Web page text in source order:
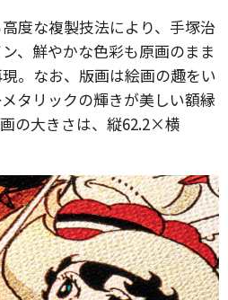
度な複製技法により、手塚治
、鮮やかな色彩も原画のまま
。なお、版画は絵画の趣をい
タリックの輝きが美しい額縁
の大きさは、縦62.2×横